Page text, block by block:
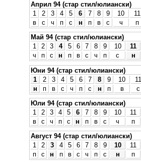
Април 94 (стар стил/юлиански)
1
2 3 4 5 6 7 8 9 10 11
в
с ч п с н п в с ч п
Май 94 (стар стил/юлиански)
1
2 3 4 5 6 7 8 9 10 11
ч
п с н п в с ч п с н
Юни 94 (стар стил/юлиански)
1
2 3 4 5 6 7 8 9 10 11
н
п в с ч п с н п в с
Юли 94 (стар стил/юлиански)
1
2 3 4 5 6 7 8 9 10 11
в
с ч п с н п в с ч п
Август 94 (стар стил/юлиански)
1
2 3 4 5 6 7 8 9 10 11
п
с н п в с ч п с н п